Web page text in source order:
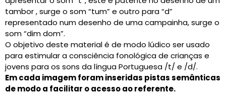
tambor , surge o som “tum” e outro para “d”
representado num desenho de uma campainha, surge o
som “dim dom”.
O objetivo deste material é de modo lúdico ser usado
para estimular a consciência fonológica de crianças e
jovens para os sons da língua Portuguesa /t/ e /d/.
Em cada imagem foram inseridas pistas semânticas
de modo a facilitar o acesso ao referente.